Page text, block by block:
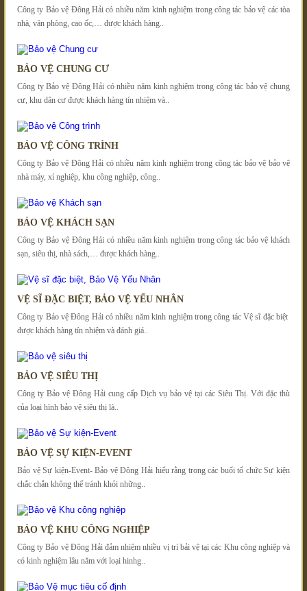
Công ty Bảo vệ Đông Hải có nhiều năm kinh nghiệm trong công tác bảo vệ các tòa
nhà, văn phòng, cao ốc,… được khách hàng..
BẢO VỆ CHUNG CƯ
Công ty Bảo vệ Đông Hải có nhiều năm kinh nghiệm trong công tác bảo vệ chung
cư, khu dân cư được khách hàng tín nhiệm và..
BẢO VỆ CÔNG TRÌNH
Công ty Bảo vệ Đông Hải có nhiều năm kinh nghiệm trong công tác bảo vệ bảo vệ
nhà máy, xí nghiệp, khu công nghiệp, công..
BẢO VỆ KHÁCH SẠN
Công ty Bảo vệ Đông Hải có nhiều năm kinh nghiệm trong công tác bảo vệ khách
sạn, siêu thị, nhà sách,… được khách hàng..
VỆ SĨ ĐẶC BIỆT, BẢO VỆ YẾU NHÂN
Công ty Bảo vệ Đông Hải có nhiều năm kinh nghiệm trong công tác Vệ sĩ đặc biệt
được khách hàng tín nhiệm và đánh giá..
BẢO VỆ SIÊU THỊ
Công ty Bảo vệ Đông Hải cung cấp Dịch vụ bảo vệ tại các Siêu Thị. Với đặc thù
của loại hình bảo vệ siêu thị là..
BẢO VỆ SỰ KIỆN-EVENT
Bảo vệ Sự kiện-Event- Bảo vệ Đông Hải hiểu rằng trong các buổi tổ chức Sự kiện
chắc chắn không thể tránh khỏi những..
BẢO VỆ KHU CÔNG NGHIỆP
Công ty Bảo vệ Đông Hải đảm nhiệm nhiều vị trí bải vệ tại các Khu công nghiệp và
có kinh nghiệm lâu năm với loại hinhg..